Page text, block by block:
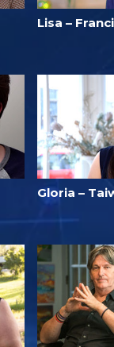
Lisa –
Gloria –